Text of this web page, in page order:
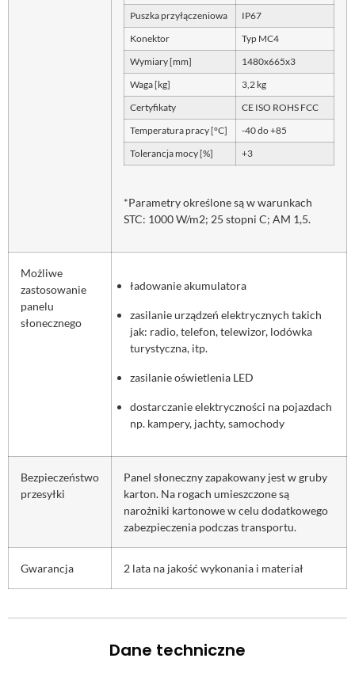
Puszka przyłączeniowa IP67
Konektor Typ MC4
Wymiary [mm] 1480x665x3
Waga [kg] 3,2 kg
Certyfikaty CE ISO ROHS FCC
Temperatura pracy [°C] -40 do +85
Tolerancja mocy [%] +3
*Parametry określone są w warunkach
STC: 1000 W/m2; 25 stopni C; AM 1,5.
Możliwe
zastosowanie
panelu
słonecznego
ładowanie akumulatora
zasilanie urządzeń elektrycznych takich
jak: radio, telefon, telewizor, lodówka
turystyczna, itp.
zasilanie oświetlenia LED
dostarczanie elektryczności na pojazdach
np. kampery, jachty, samochody
Bezpieczeństwo
przesyłki
Panel słoneczny zapakowany jest w gruby
karton. Na rogach umieszczone są
narożniki kartonowe w celu dodatkowego
zabezpieczenia podczas transportu.
Gwarancja 2 lata na jakość wykonania i materiał
Dane techniczne